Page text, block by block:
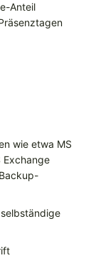
Anteil
wie etwa MS
Exchange